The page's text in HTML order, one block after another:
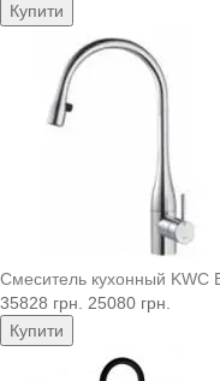
Купити
Смеситель кухонный
35828 грн. 25080 грн.
Купити